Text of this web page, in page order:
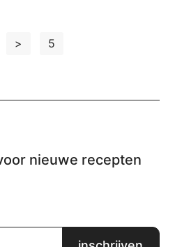
> 5
nieuwe recepten